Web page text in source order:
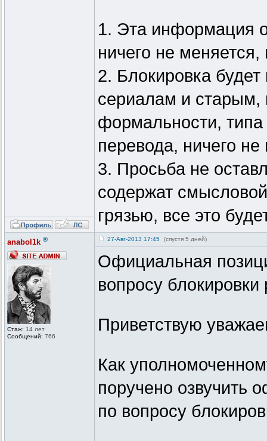
1. Эта информация
ничего не
2. Блокировка
сериалам и
формальности, типа
перевода, ничего не
3. Просьба не
содержат
грязью, все это
anabol1k ®
Стаж: 14 лет
Сообщений: 766
27-Авг-2013 17:45 (спустя 5 дней)
Официальная
вопросу
Приветствую
Как
поручено озвучить
по вопросу